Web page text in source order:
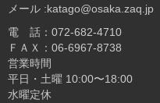
メール :katago@osaka.zaq.jp
電 話：072-682-4710
ＦＡＸ：06-6967-8738
営業時間
平日・土曜 10:00〜18:00
水曜定休